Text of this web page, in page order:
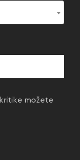
možete